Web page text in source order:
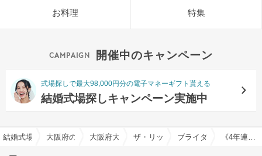
お料理 特集
開催中のキャンペーン
式場探しで最大98,000円分の電子マネーギフト貰える
結婚式場探しキャンペーン実施中
結婚式場を探すならハナユメ
大阪府の結婚式場一覧大阪府大阪市の結婚式場一覧
ザ・リッツ・カールトン大阪で結婚式
ブライダルフェア一覧《4年連続★5獲得》フォーブスファイブスターW相談会